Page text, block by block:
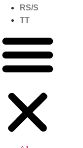
RS/S
TT